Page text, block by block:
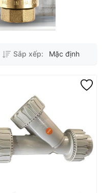
Sắp xếp: Mặc định